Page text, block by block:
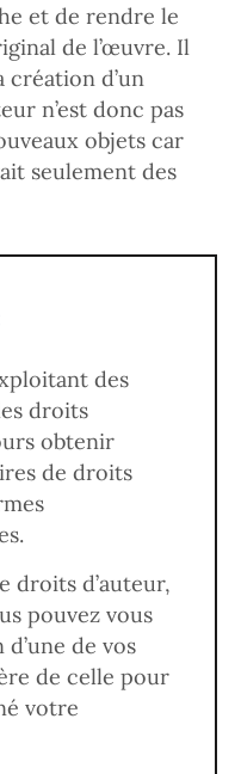
et de rendre le
de l’œuvre. Il
création d’un
n’est donc pas
objets car
seulement des
des
droits
obtenir
de droits
droits d’auteur,
pouvez vous
de vos
de celle pour
votre